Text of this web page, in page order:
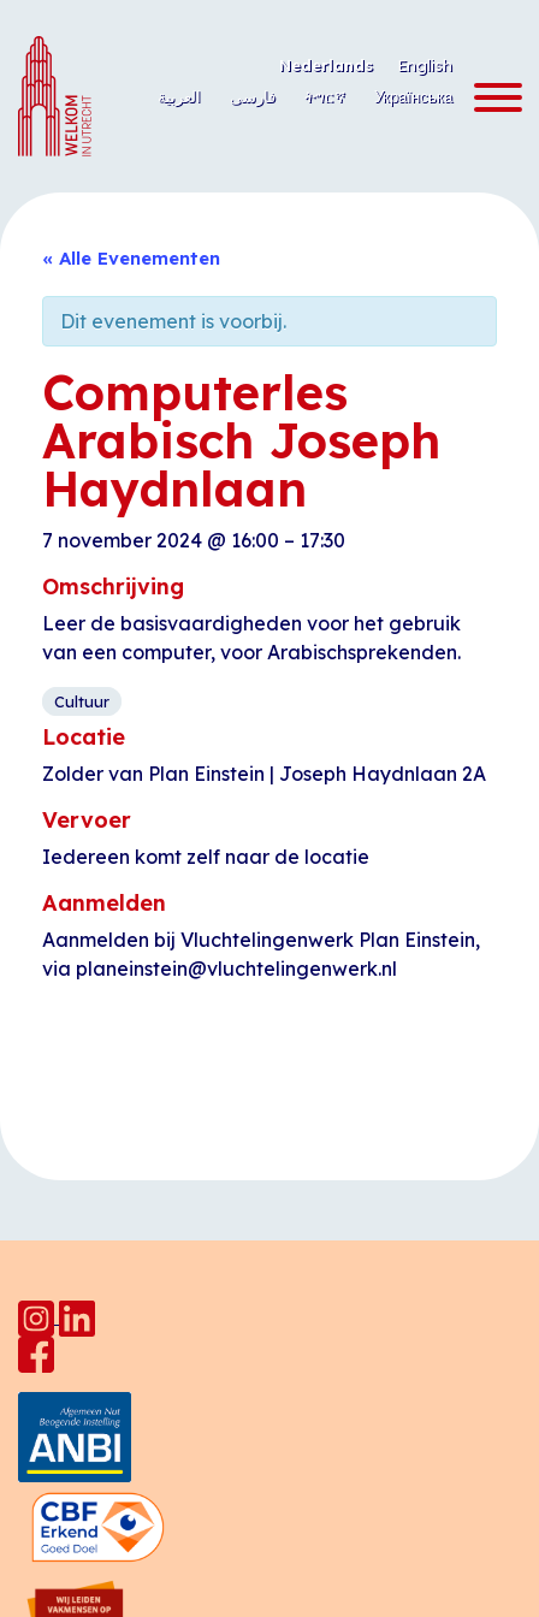
naar
de
inhoud
Nederlands
English
العربية
فارسی ትግርኛ Українська
« Alle Evenementen
Dit evenement is voorbij.
Computerles
Arabisch Joseph
Haydnlaan
7 november 2024 @ 16:00 – 17:30
Omschrijving
Leer de basisvaardigheden voor het gebruik
van een computer, voor Arabischsprekenden.
Cultuur
Locatie
Zolder van Plan Einstein | Joseph Haydnlaan 2A
Vervoer
Iedereen komt zelf naar de locatie
Aanmelden
Aanmelden bij Vluchtelingenwerk Plan Einstein,
via planeinstein@vluchtelingenwerk.nl